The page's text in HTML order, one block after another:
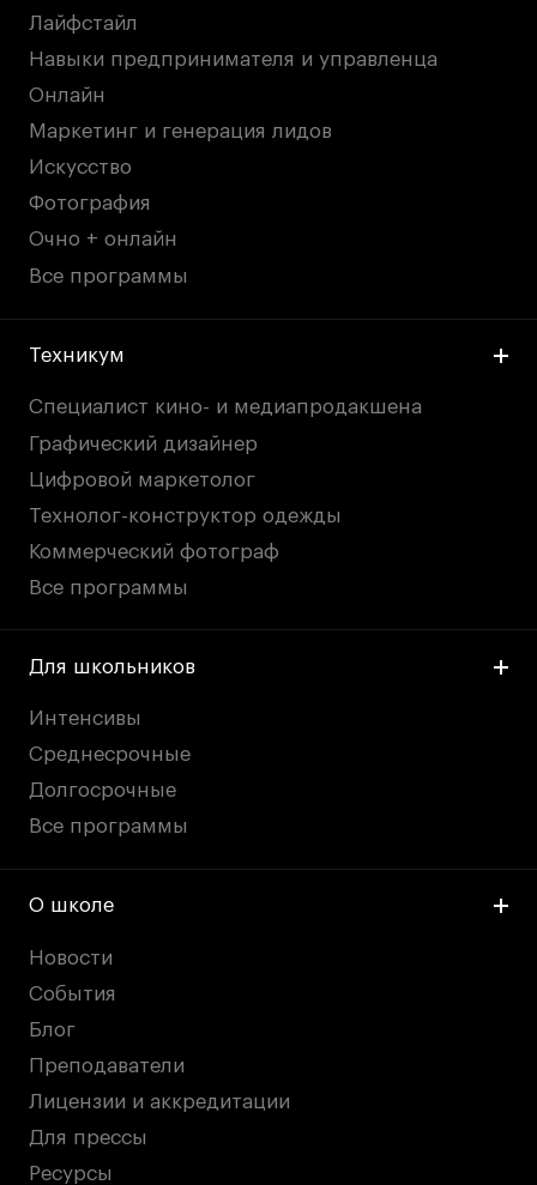
Лайфстайл
Навыки предпринимателя и управленца
Онлайн
Маркетинг и генерация лидов
Искусство
Фотография
Очно + онлайн
Все программы
Техникум
Специалист кино- и медиапродакшена
Графический дизайнер
Цифровой маркетолог
Технолог-конструктор одежды
Коммерческий фотограф
Все программы
Для школьников
Интенсивы
Среднесрочные
Долгосрочные
Все программы
О школе
Новости
События
Блог
Преподаватели
Лицензии и аккредитации
Для прессы
Ресурсы